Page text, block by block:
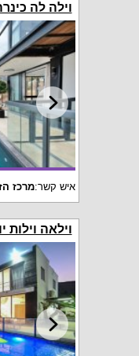
וילה לה
איש קשר:מרכז
וילאה וילות